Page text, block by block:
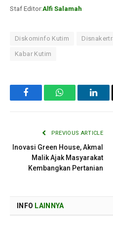
Staf Editor:Alfi Salamah
Diskominfo Kutim
Kabar Kutim
FacebookWhatsApp
PREVIOUS ARTICLE
Inovasi Green House, Akmal
Malik Ajak Masyarakat
Kembangkan Pertanian
INFO LAINNYA